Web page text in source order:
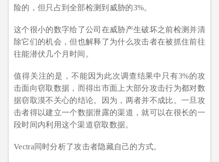
险的，但只占到全部检测到威胁的3%。
这个很小的数字给了公司在威胁产生破坏之前检测并清
除它们的机会，但也解释了为什么攻击者在被抓住前往
往能潜伏几个月时间。
值得关注的是，不能因为此次调查结果中只有3%的攻
击面向窃取数据，而得出市面上大部分攻击行为都对数
据窃取漠不关心的结论。因为，两者并不成比。一旦攻
击者得以建立一个数据泄露的渠道，就可以在很长的一
段时间内利用这个渠道窃取数据。
Vectra同时分析了攻击者隐藏自己的方式。